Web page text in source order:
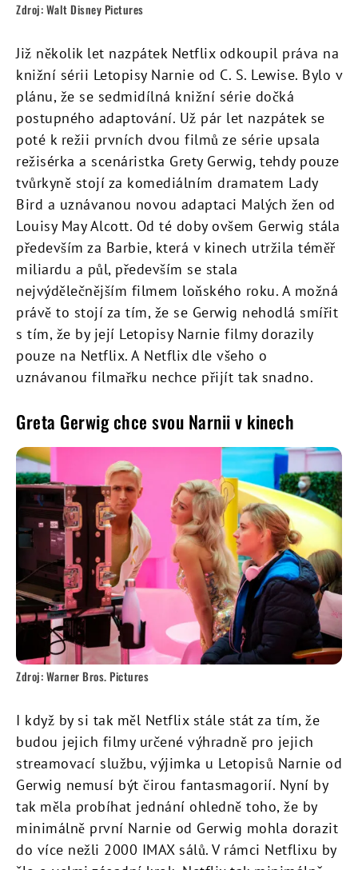
Zdroj: Walt Disney Pictures
Již několik let nazpátek Netflix odkoupil práva na
knižní sérii Letopisy Narnie od C. S. Lewise. Bylo v
plánu, že se sedmidílná knižní série dočká
postupného adaptování. Už pár let nazpátek se
poté k režii prvních dvou filmů ze série upsala
režisérka a scenáristka Grety Gerwig, tehdy pouze
tvůrkyně stojí za komediálním dramatem Lady
Bird a uznávanou novou adaptaci Malých žen od
Louisy May Alcott. Od té doby ovšem Gerwig stála
především za Barbie, která v kinech utržila téměř
miliardu a půl, především se stala
nejvýdělečnějším filmem loňského roku. A možná
právě to stojí za tím, že se Gerwig nehodlá smířit
s tím, že by její Letopisy Narnie filmy dorazily
pouze na Netflix. A Netflix dle všeho o
uznávanou filmařku nechce přijít tak snadno.
Greta Gerwig chce svou Narnii v kinech
Zdroj: Warner Bros. Pictures
I když by si tak měl Netflix stále stát za tím, že
budou jejich filmy určené výhradně pro jejich
streamovací službu, výjimka u Letopisů Narnie od
Gerwig nemusí být čirou fantasmagorií. Nyní by
tak měla probíhat jednání ohledně toho, že by
minimálně první Narnie od Gerwig mohla dorazit
do více nežli 2000 IMAX sálů. V rámci Netflixu by